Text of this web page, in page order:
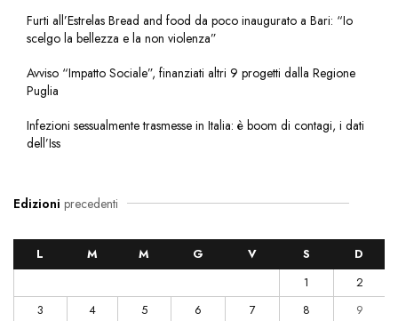
Furti all’Estrelas Bread and food da poco inaugurato a Bari: “Io
scelgo la bellezza e la non violenza”
Avviso “Impatto Sociale”, finanziati altri 9 progetti dalla Regione
Puglia
Infezioni sessualmente trasmesse in Italia: è boom di contagi, i dati
dell’Iss
Edizioni precedenti
L M M G V S
D
1
2
3
4 5 6 7 8
9